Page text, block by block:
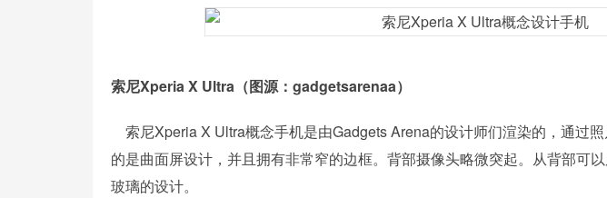
索尼Xperia X Ultra（图源： gadgetsarenaa）
索尼Xperia X Ultra概念手机是由Gadgets Arena的设计师们渲染的，通过照
的是曲面屏设计，并且拥有非常窄的边框。背部摄像头略微突起。从背部可
玻璃的设计。